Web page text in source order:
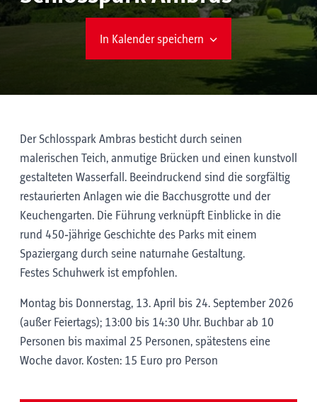
In Kalender speichern
Der Schlosspark Ambras besticht durch seinen
malerischen Teich, anmutige Brücken und einen kunstvoll
gestalteten Wasserfall. Beeindruckend sind die sorgfältig
restaurierten Anlagen wie die Bacchusgrotte und der
Keuchengarten. Die Führung verknüpft Einblicke in die
rund 450‑jährige Geschichte des Parks mit einem
Spaziergang durch seine naturnahe Gestaltung.
Festes Schuhwerk ist empfohlen.
Montag bis Donnerstag, 13. April bis 24. September 2026
(außer Feiertags); 13:00 bis 14:30 Uhr. Buchbar ab 10
Personen bis maximal 25 Personen, spätestens eine
Woche davor. Kosten: 15 Euro pro Person